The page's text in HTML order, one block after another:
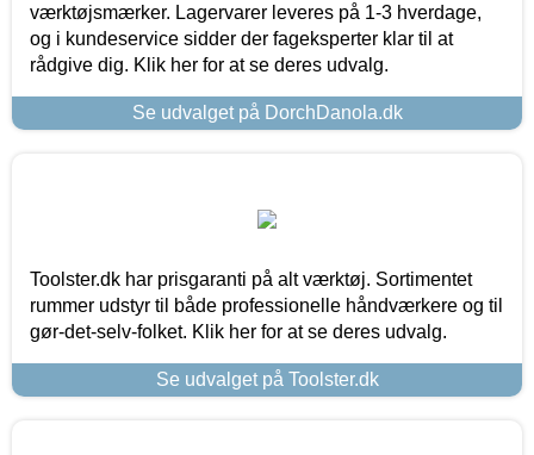
værktøjsmærker. Lagervarer leveres på 1-3 hverdage,
og i kundeservice sidder der fageksperter klar til at
rådgive dig. Klik her for at se deres udvalg.
Se udvalget på DorchDanola.dk
Toolster.dk har prisgaranti på alt værktøj. Sortimentet
rummer udstyr til både professionelle håndværkere og til
gør-det-selv-folket. Klik her for at se deres udvalg.
Se udvalget på Toolster.dk